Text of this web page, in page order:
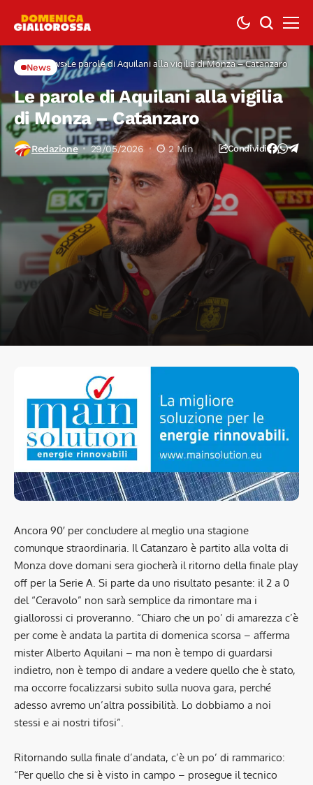
Home News Le parole di Aquilani alla vigilia di Monza – Catanzaro
News
Le parole di Aquilani alla vigilia
di Monza – Catanzaro
Redazione 29/05/2026 2 Min Condividi
Ancora 90′ per concludere al meglio una stagione
comunque straordinaria. Il Catanzaro è partito alla volta di
Monza dove domani sera giocherà il ritorno della finale play
off per la Serie A. Si parte da uno risultato pesante: il 2 a 0
del “Ceravolo” non sarà semplice da rimontare ma i
giallorossi ci proveranno. “Chiaro che un po’ di amarezza c’è
per come è andata la partita di domenica scorsa – afferma
mister Alberto Aquilani – ma non è tempo di guardarsi
indietro, non è tempo di andare a vedere quello che è stato,
ma occorre focalizzarsi subito sulla nuova gara, perché
adesso avremo un’altra possibilità. Lo dobbiamo a noi
stessi e ai nostri tifosi”.
Ritornando sulla finale d’andata, c’è un po’ di rammarico:
“Per quello che si è visto in campo – prosegue il tecnico